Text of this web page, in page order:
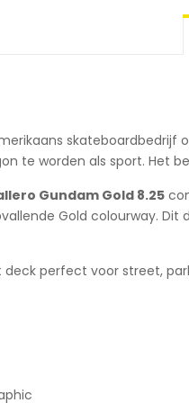
te worden als sport. Het
Gundam Gold 8.25
Gold colourway.
deck perfect voor street,